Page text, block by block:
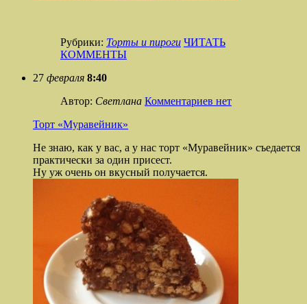
Рубрики: Торты и пироги ЧИТАТЬ
КОММЕНТЫ
27 февраля 8:40
Автор: Светлана Комментариев нет
Торт «Муравейник»
Не знаю, как у вас, а у нас торт «Муравейник» съедается
практически за один присест.
Ну уж очень он вкусный получается.